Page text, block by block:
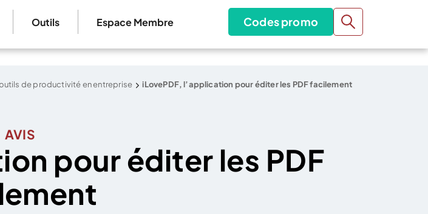
Outils Espace Membre Codes promo
de productivité en entreprise iLovePDF, l’application pour éditer les PDF facilement
AVIS
pour éditer les PDF